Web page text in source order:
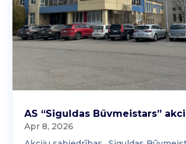
AS “Siguldas Būvmeistars”
Apr 8, 2026